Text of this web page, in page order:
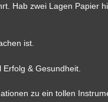
Hab zwei Lagen Papier
ist.
& Gesundheit.
zu ein tollen